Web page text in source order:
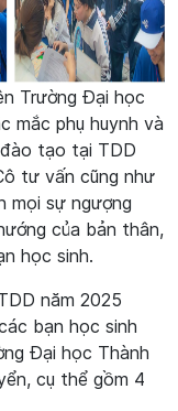
Trường Đại học
mắc phụ huynh và
tạo tại TDD
tư vấn cũng như
mọi sự ngượng
của bản thân,
học sinh.
năm 2025
bạn học sinh
Đại học Thành
cụ thể gồm 4